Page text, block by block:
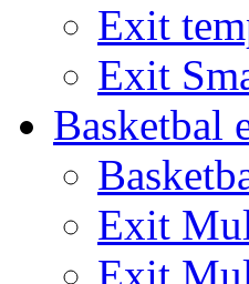
Exit
Exit
Basketbal
Exit